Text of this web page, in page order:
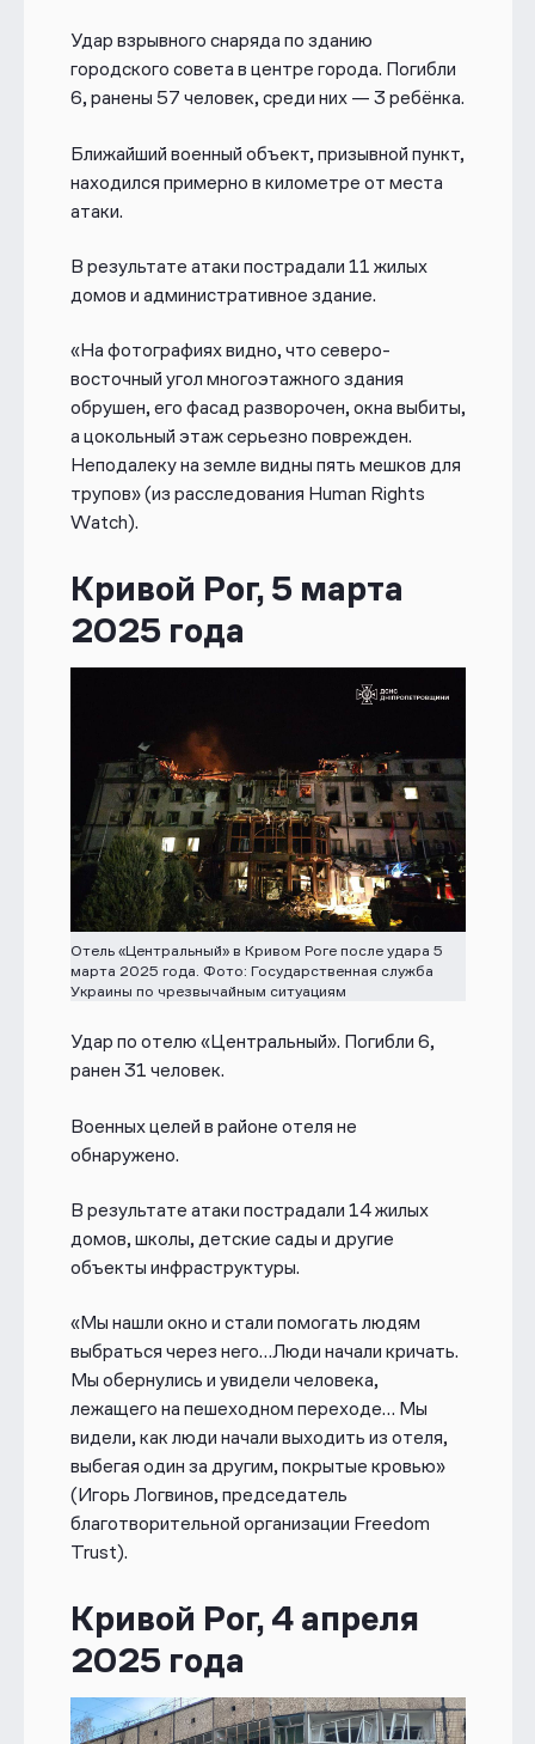
Удар взрывного снаряда по зданию
городского совета в центре города. Погибли
6, ранены 57 человек, среди них — 3 ребёнка.
Ближайший военный объект, призывной пункт,
находился примерно в километре от места
атаки.
В результате атаки пострадали 11 жилых
домов и административное здание.
«На фотографиях видно, что северо-
восточный угол многоэтажного здания
обрушен, его фасад разворочен, окна выбиты,
а цокольный этаж серьезно поврежден.
Неподалеку на земле видны пять мешков для
трупов»(из расследования Human Rights
Watch).
Кривой Рог, 5 марта
2025 года
Отель «Центральный» в Кривом Роге после удара 5
марта 2025 года. Фото: Государственная служба
Украины по чрезвычайным ситуациям
Удар по отелю «Центральный». Погибли 6,
ранен 31 человек.
Военных целей в районе отеля не
обнаружено.
В результате атаки пострадали 14 жилых
домов, школы, детские сады и другие
объекты инфраструктуры.
«Мы нашли окно и стали помогать людям
выбраться через него…Люди начали кричать.
Мы обернулись и увидели человека,
лежащего на пешеходном переходе… Мы
видели, как люди начали выходить из отеля,
выбегая один за другим, покрытые кровью»
(Игорь Логвинов, председатель
благотворительной организации Freedom
Trust).
Кривой Рог, 4 апреля
2025 года